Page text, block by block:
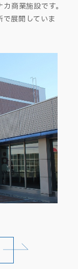
商業施設です。
展開していま